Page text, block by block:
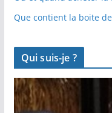
Que contient la boite
Qui suis-je ?